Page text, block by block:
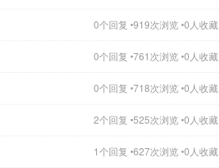
0个回复 •919次浏览 •0人收藏
0个回复 •761次浏览 •0人收藏
0个回复 •718次浏览 •0人收藏
2个回复 •525次浏览 •0人收藏
1个回复 •627次浏览 •0人收藏